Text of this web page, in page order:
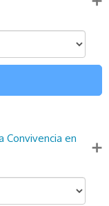
21
Convivencia en